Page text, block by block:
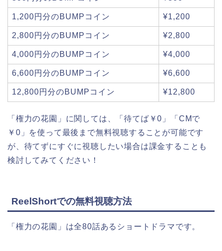
1,200円分のBUMPコイン ¥1,200
2,800円分のBUMPコイン ¥2,800
4,000円分のBUMPコイン ¥4,000
6,600円分のBUMPコイン ¥6,600
12,800円分のBUMPコイン ¥12,800
「権力の花園」に関しては、「待てば￥0」「CMで
￥0」を使って最後まで無料視聴することが可能です
が、待てずにすぐに視聴したい場合は課金することも
検討してみてください！
ReelShortでの無料視聴方法
「権力の花園」は全80話あるショートドラマです。